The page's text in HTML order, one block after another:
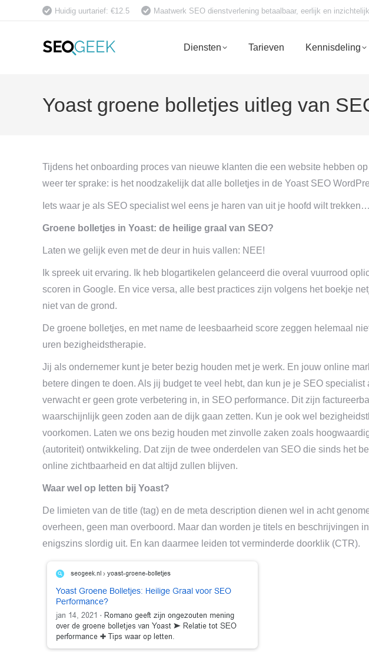
Huidig uurtarief: €12.5 Maatwerk SEO dienstverlening betaalbaar, eerlijk en inzichtelijk
Diensten Tarieven Kennisdeling
Yoast groene bolletjes uitleg van
Tijdens het onboarding proces van nieuwe klanten die een website hebben
weer ter sprake: is het noodzakelijk dat alle bolletjes in de Yoast SEO
Iets waar je als SEO specialist wel eens je haren van uit je hoofd wilt trekken…
Groene bolletjes in Yoast: de heilige graal van SEO?
Laten we gelijk even met de deur in huis vallen: NEE!
Ik spreek uit ervaring. Ik heb blogartikelen gelanceerd die overal vuurrood
scoren in Google. En vice versa, alle best practices zijn volgens het boekje
niet van de grond.
De groene bolletjes, en met name de leesbaarheid score zeggen helemaal
uren bezigheidstherapie.
Jij als ondernemer kunt je beter bezig houden met je werk. En jouw online
betere dingen te doen. Als jij budget te veel hebt, dan kun je je SEO
verwacht er geen grote verbetering in, in SEO performance. Dit zijn
waarschijnlijk geen zoden aan de dijk gaan zetten. Kun je ook wel
voorkomen. Laten we ons bezig houden met zinvolle zaken zoals
(autoriteit) ontwikkeling. Dat zijn de twee onderdelen van SEO die sinds het
online zichtbaarheid en dat altijd zullen blijven.
Waar wel op letten bij Yoast?
De limieten van de title (tag) en de meta description dienen wel in acht
overheen, geen man overboord. Maar dan worden je titels en beschrijvingen
enigszins slordig uit. En kan daarmee leiden tot verminderde doorklik (CTR).